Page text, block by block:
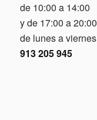
de 10:00 a 14:00
y de 17:00 a 20:00
de lunes a viernes
913 205 945